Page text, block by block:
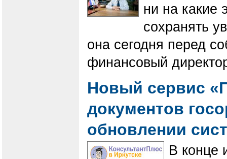
ни на какие
сохранять
она сегодня перед
финансовый
Новый сервис
документов
обновлении
В конце